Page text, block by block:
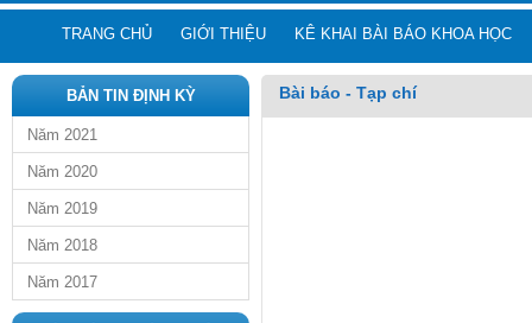
TRANG CHỦ GIỚI THIỆU KÊ KHAI BÀI BÁO KHOA HỌC
BẢN TIN ĐỊNH KỲ
Năm 2021
Năm 2020
Năm 2019
Năm 2018
Năm 2017
Bài báo - Tạp chí